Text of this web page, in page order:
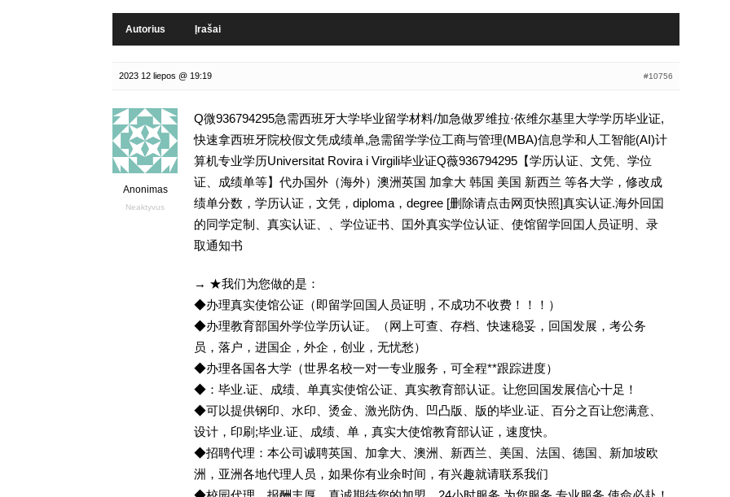
Autorius Įrašai
2023 12 liepos @ 19:19 #10756
Anonimas
Neaktyvus
Q微936794295急需西班牙大学毕业留学材料/加急做罗维拉·依维尔基里大学学历毕业证,
快速拿西班牙院校假文凭成绩单,急需留学学位工商与管理(MBA)信息学和人工智能(AI)计
算机专业学历Universitat Rovira i Virgili毕业证Q薇936794295【学历认证、文凭、学位
证、成绩单等】代办国外（海外）澳洲英国 加拿大 韩国 美国 新西兰 等各大学，修改成
绩单分数，学历认证，文凭，diploma，degree [删除请点击网页快照]真实认证.海外回囯
的同学定制、真实认证、、学位证书、囯外真实学位认证、使馆留学回囯人员证明、录
取通知书
→ ★我们为您做的是：
◆办理真实使馆公证（即留学回国人员证明，不成功不收费！！！）
◆办理教育部国外学位学历认证。（网上可查、存档、快速稳妥，回国发展，考公务
员，落户，进国企，外企，创业，无忧愁）
◆办理各国各大学（世界名校一对一专业服务，可全程**跟踪进度）
◆：毕业.证、成绩、单真实使馆公证、真实教育部认证。让您回国发展信心十足！
◆可以提供钢印、水印、烫金、激光防伪、凹凸版、版的毕业.证、百分之百让您满意、
设计，印刷;毕业.证、成绩、单，真实大使馆教育部认证，速度快。
◆招聘代理：本公司诚聘英国、加拿大、澳洲、新西兰、美国、法国、德国、新加坡欧
洲，亚洲各地代理人员，如果你有业余时间，有兴趣就请联系我们